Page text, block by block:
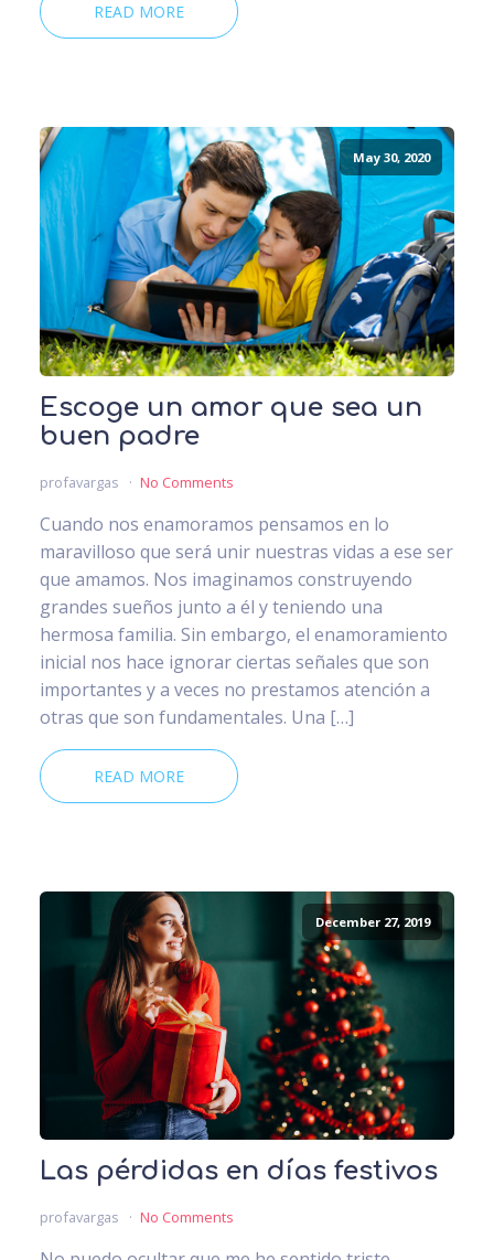
READ MORE
May 30, 2020
Escoge un amor que sea un
buen padre
profavargas No Comments
Cuando nos enamoramos pensamos en lo
maravilloso que será unir nuestras vidas a ese ser
que amamos. Nos imaginamos construyendo
grandes sueños junto a él y teniendo una
hermosa familia. Sin embargo, el enamoramiento
inicial nos hace ignorar ciertas señales que son
importantes y a veces no prestamos atención a
otras que son fundamentales. Una […]
READ MORE
December 27, 2019
Las pérdidas en días festivos
profavargas No Comments